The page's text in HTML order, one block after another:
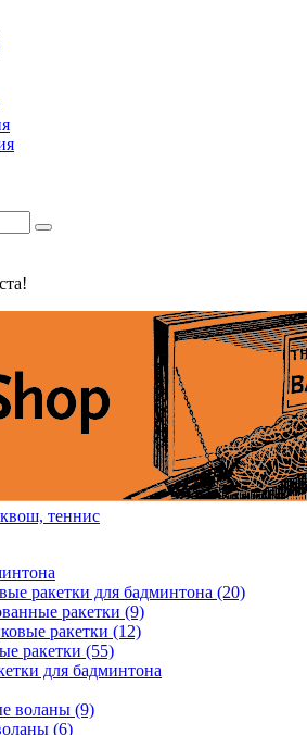
ракетки для бадминтона (20)
ракетки (9)
ракетки (12)
ракетки (55)
для бадминтона
воланы (9)
(6)